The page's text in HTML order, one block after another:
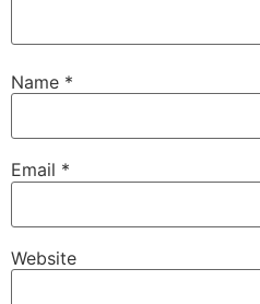
Name *
Email *
Website